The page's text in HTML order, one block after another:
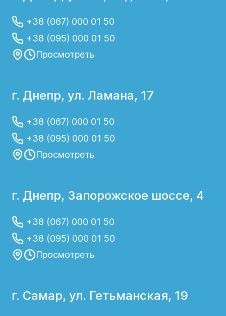
определение дальнейшей тактики
лечения и реабилитации.
+38 (067) 000 01 50
+38 (095) 000 01 50
Просмотреть
г. Днепр, ул. Ламана, 17
+38 (067) 000 01 50
+38 (095) 000 01 50
Просмотреть
г. Днепр, Запорожское шоссе, 4
+38 (067) 000 01 50
+38 (095) 000 01 50
Просмотреть
г. Самар, ул. Гетьманская, 19